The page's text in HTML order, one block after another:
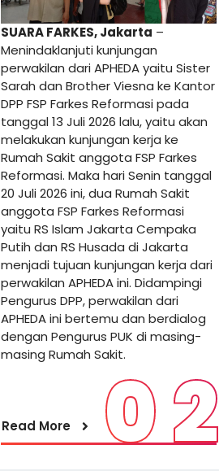
SUARA FARKES, Jakarta –
Menindaklanjuti kunjungan
perwakilan dari APHEDA yaitu Sister
Sarah dan Brother Viesna ke Kantor
DPP FSP Farkes Reformasi pada
tanggal 13 Juli 2026 lalu, yaitu akan
melakukan kunjungan kerja ke
Rumah Sakit anggota FSP Farkes
Reformasi. Maka hari Senin tanggal
20 Juli 2026 ini, dua Rumah Sakit
anggota FSP Farkes Reformasi
yaitu RS Islam Jakarta Cempaka
Putih dan RS Husada di Jakarta
menjadi tujuan kunjungan kerja dari
perwakilan APHEDA ini. Didampingi
Pengurus DPP, perwakilan dari
APHEDA ini bertemu dan berdialog
dengan Pengurus PUK di masing-
masing Rumah Sakit.
Read More 0 2